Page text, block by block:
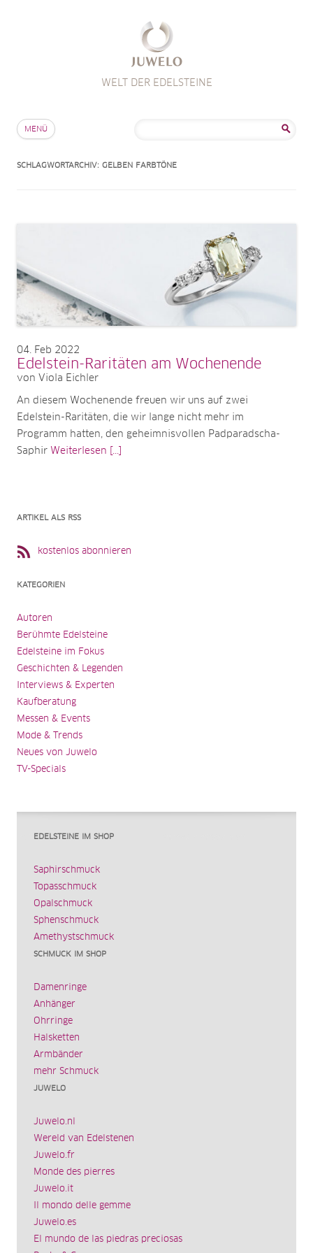
WELT DER EDELSTEINE
MENÜ
SCHLAGWORTARCHIV: GELBEN FARBTÖNE
04 Feb 2022
Edelstein-Raritäten am Wochenende
von Viola Eichler
An diesem Wochenende freuen wir uns auf zwei
Edelstein-Raritäten, die wir lange nicht mehr im
Programm hatten, den geheimnisvollen Padparadscha-
Saphir Weiterlesen [...]
ARTIKEL ALS RSS
kostenlos abonnieren
KATEGORIEN
Autoren
Berühmte Edelsteine
Edelsteine im Fokus
Geschichten & Legenden
Interviews & Experten
Kaufberatung
Messen & Events
Mode & Trends
Neues von Juwelo
TV-Specials
EDELSTEINE IM SHOP
Saphirschmuck
Topasschmuck
Opalschmuck
Sphenschmuck
Amethystschmuck
SCHMUCK IM SHOP
Damenringe
Anhänger
Ohrringe
Halsketten
Armbänder
mehr Schmuck
JUWELO
Juwelo.nl
Wereld van Edelstenen
Juwelo.fr
Monde des pierres
Juwelo.it
Il mondo delle gemme
Juwelo.es
El mundo de las piedras preciosas